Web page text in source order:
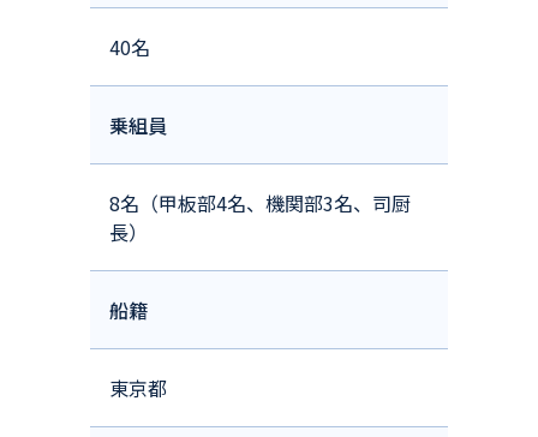
40名
乗組員
8名（甲板部4名、機関部3名、司厨
長）
船籍
東京都